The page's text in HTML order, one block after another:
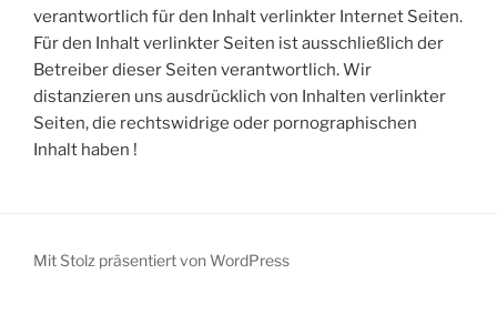
verantwortlich für den Inhalt verlinkter Internet Seiten.
Für den Inhalt verlinkter Seiten ist ausschließlich der
Betreiber dieser Seiten verantwortlich. Wir
distanzieren uns ausdrücklich von Inhalten verlinkter
Seiten, die rechtswidrige oder pornographischen
Inhalt haben !
Mit Stolz präsentiert von WordPress